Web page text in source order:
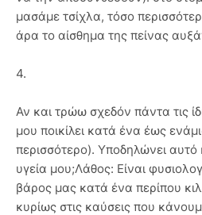
μασάμε τσίχλα, τόσο
άρα το αίσθημα της πείνας
4.
Αν και τρώω σχεδόν πάντα τις
μου ποικίλει κατά ένα έως
περισσότερο). Υποδηλώνει
υγεία μου;Λάθος: Είναι
βάρος μας κατά ένα περίπου
κυρίως στις καύσεις που